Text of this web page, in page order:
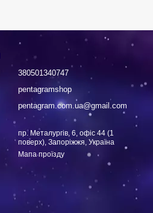
380501340747
pentagramshop
pentagram.com.ua@gmail.com
пр. Металургів, 6, офіс 44 (1
поверх), Запоріжжя, Україна
Мапа проїзду